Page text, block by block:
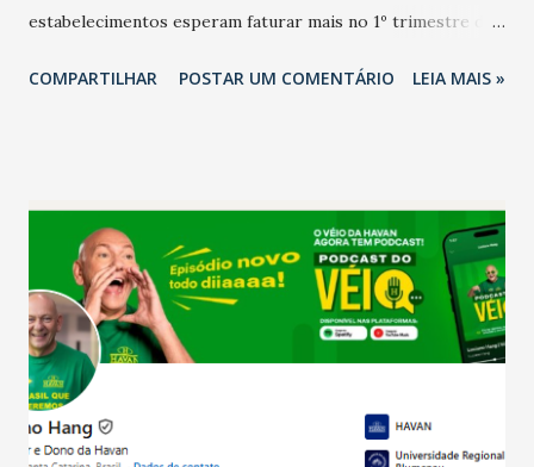
estabelecimentos esperam faturar mais no 1º trimestre de
relação ao último trimestre deste ano, 56% também
confraternizações de fim de ano e pelo pagamento do 13º
Salário para um número maior de trabalhadores, já que o
país tem a menor taxa de desemprego dos anos recentes.
Ainda segundo a Pesquisa, em novembro de 2025, 40% dos
bares e restaurantes operaram com lucro e outros 40%
registraram equilíbrio financeiro. Já o percentual de
estabelecimentos no prejuízo ficou em 19%, pouco abaixo
do observado no mês anterior. Outros 1% não existiam em
COMPARTILHAR POSTAR UM COMENTÁRIO LEIA MAIS »